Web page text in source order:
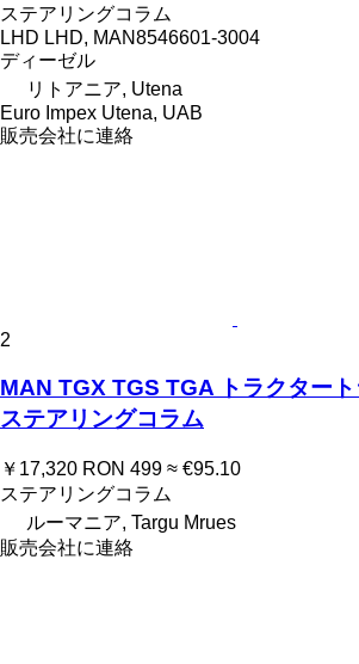
ステアリングコラム
LHD LHD, MAN8546601-3004
ディーゼル
リトアニア, Utena
Euro Impex Utena, UAB
販売会社に連絡
2
MAN TGX TGS TGA トラクター
ステアリングコラム
￥17,320 RON 499 ≈ €95.10
ステアリングコラム
ルーマニア, Targu Mrues
販売会社に連絡